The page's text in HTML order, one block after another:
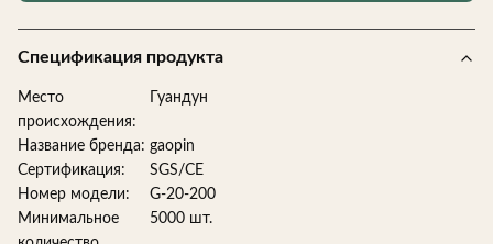
Спецификация продукта
Место
происхождения:
Гуандун
Название бренда: gaopin
Сертификация:
SGS/CE
Номер модели:
G-20-200
Минимальное
5000 шт.